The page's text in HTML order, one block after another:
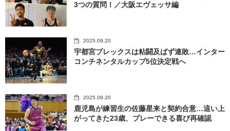
3つの質問！／大阪エヴェッサ編
2025.09.20
宇都宮ブレックスは粘闘及ばず連敗…インター
コンチネンタルカップ5位決定戦へ
2025.09.20
鹿児島が練習生の佐藤星来と契約合意…這い上
がってきた23歳、プレーできる喜び再確認